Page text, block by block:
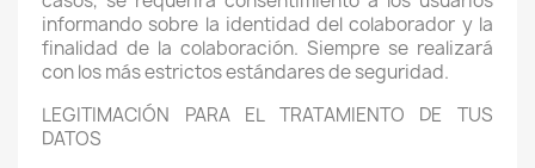
informando sobre la identidad del colaborador y la
finalidad de la colaboración. Siempre se realizará
con los más estrictos estándares de seguridad.
LEGITIMACIÓN PARA EL TRATAMIENTO DE TUS
DATOS